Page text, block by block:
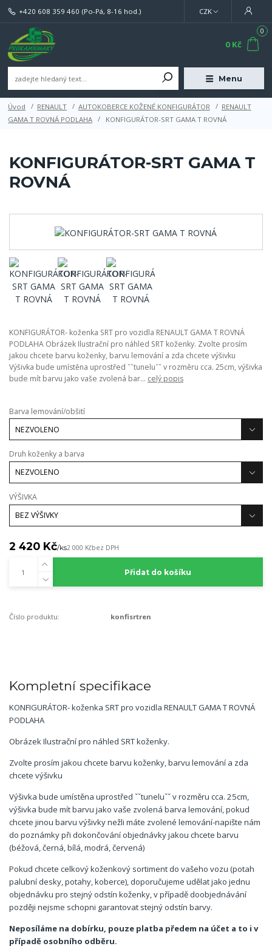
Menu
CZK
+420 608 359 460 (Po-Pá, 8-16 hod.)
0
0 Kč
Úvod RENAULT AUTOKOBERCE KOŽENÉ KONFIGURÁTOR
RENAULT
GAMA T ROVNÁ PODLAHA
KONFIGURÁTOR-SRT GAMA T ROVNÁ
KONFIGURÁTOR-SRT GAMA T
ROVNÁ
KONFIGURÁTOR- koženka SRT pro vozidla RENAULT GAMA T ROVNÁ
PODLAHA Obrázek Ilustrační pro náhled SRT koženky. Zvolte prosím
jakou chcete barvu koženky, barvu lemování a zda chcete výšivku
Výšivka bude umístěna uprostřed ˇˇtuneluˇˇ v rozměru cca. 25cm, výšivka
bude mít barvu jako vaše zvolená bar... celý popis
Barva lemování/obšití
Druh koženky a barva
VÝŠIVKA
2 420 Kč/ks2 000 Kčbez DPH
Přidat do košíku
Číslo produktu: konfisrtren
Kompletní specifikace
KONFIGURÁTOR- koženka SRT pro vozidla RENAULT GAMA T ROVNÁ
PODLAHA
Obrázek Ilustrační pro náhled SRT koženky.
Zvolte prosím jakou chcete barvu koženky, barvu lemování a zda
chcete výšivku
Výšivka bude umístěna uprostřed ˇˇtuneluˇˇ v rozměru cca. 25cm,
výšivka bude mít barvu jako vaše zvolená barva lemování, pokud
chcete jinou barvu výšivky nežli máte zvolené lemování-napište nám
do poznámky při dokončování objednávky jakou chcete barvu
(béžová, černá, bílá, modrá, červená)
Pokud chcete celkový koženkový sortiment do vašeho vozu (potah
palubní desky, potahy, koberce), doporučujeme udělat jako jednu
objednávku pro stejný odstín koženky, v případě doobjednávání
později nejsme schopni garantovat stejný odstín barvy.
Neposíláme na dobírku, pouze platba předem na účet a to i v
případě osobního odběru.